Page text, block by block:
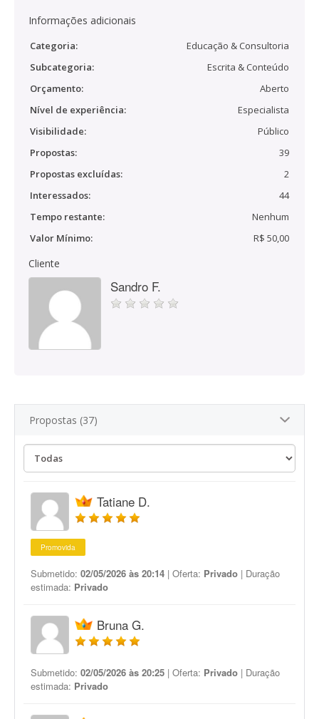
Informações adicionais
Categoria:
Educação & Consultoria
Subcategoria:
Escrita & Conteúdo
Orçamento:
Aberto
Nível de experiência:
Especialista
Visibilidade:
Público
Propostas:
39
Propostas excluídas:
2
Interessados:
44
Tempo restante:
Nenhum
Valor Mínimo:
R$ 50,00
Cliente
Sandro F.
Propostas (37)
Tatiane D.
Promovida
Submetido: 02/05/2026 às 20:14 | Oferta: Privado | Duração
estimada: Privado
Bruna G.
Submetido: 02/05/2026 às 20:25 | Oferta: Privado | Duração
estimada: Privado